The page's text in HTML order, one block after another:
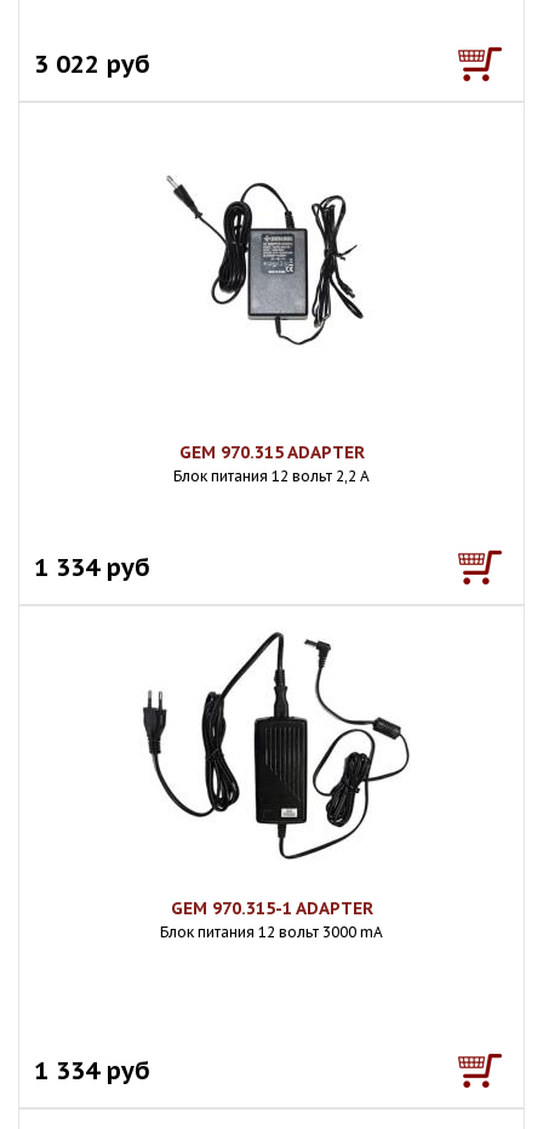
3 022 руб
GEM 970.315 ADAPTER
Блок питания 12 вольт 2,2 А
1 334 руб
GEM 970.315-1 ADAPTER
Блок питания 12 вольт 3000 mА
1 334 руб